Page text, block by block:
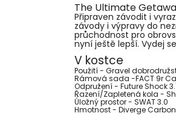
The Ultimate
Připraven závodit i
závody i výpravy do
průchodnost pro
nyní ještě lepší. Vydej
V kostce
Použití - Gravel
Rámová sada -FACT 9r
Odpružení - Future Shock
Řazení/Zapletená kola -
Úložný prostor - SWAT 3.0
Hmotnost - Diverge